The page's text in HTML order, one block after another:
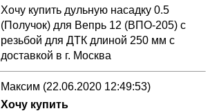
Хочу купить дульную насадку 0.5
(Получок) для Вепрь 12 (ВПО-205) с
резьбой для ДТК длиной 250 мм с
доставкой в г. Москва
Максим (22.06.2020 12:49:53)
Хочу купить